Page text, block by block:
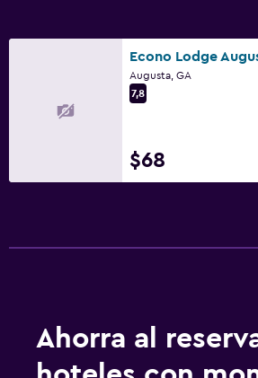
Augusta, GA
7,8
$68
Ahorra al